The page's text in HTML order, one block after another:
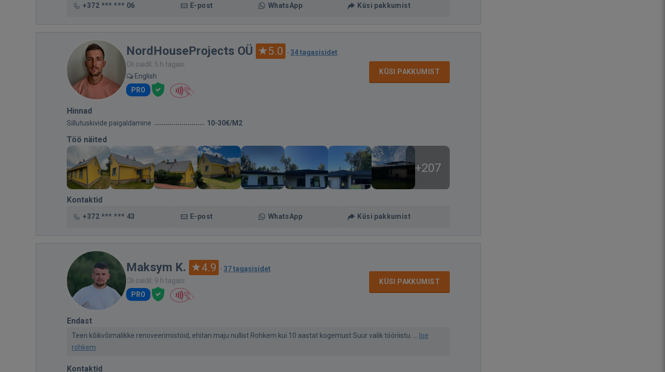
+372 *** *** 06 E-post WhatsApp Küsi pakkumist
NordHouseProjects OÜ 5.0 · 34 tagasisidet
Oli saidil: 5 h tagasi
English
PRO
KÜSI PAKKUMIST
Hinnad
Sillutuskivide paigaldamine 10-30€/M2
Töö näited
+207
Kontaktid
+372 *** *** 43 E-post WhatsApp Küsi pakkumist
Maksym K. 4.9 · 37 tagasisidet
Oli saidil: 9 h tagasi
PRO
KÜSI PAKKUMIST
Endast
Teen kõikvõimalikke renoveerimistöid, ehitan maju nullist Rohkem kui 10 aastat kogemust Suur valik tööriistu. ...
loe
rohkem
Kontaktid